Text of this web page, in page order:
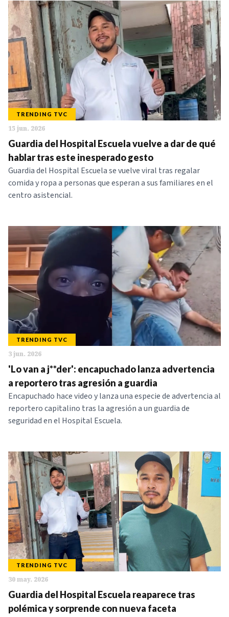
TRENDING TVC
15 jun. 2026
Guardia del Hospital Escuela vuelve a dar de qué
hablar tras este inesperado gesto
Guardia del Hospital Escuela se vuelve viral tras regalar
comida y ropa a personas que esperan a sus familiares en el
centro asistencial.
TRENDING TVC
3 jun. 2026
'Lo van a j**der': encapuchado lanza advertencia
a reportero tras agresión a guardia
Encapuchado hace video y lanza una especie de advertencia al
reportero capitalino tras la agresión a un guardia de
seguridad en el Hospital Escuela.
TRENDING TVC
30 may. 2026
Guardia del Hospital Escuela reaparece tras
polémica y sorprende con nueva faceta